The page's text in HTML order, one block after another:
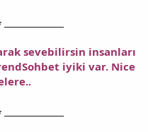
sevebilirsin insanları
iyiki var. Nice